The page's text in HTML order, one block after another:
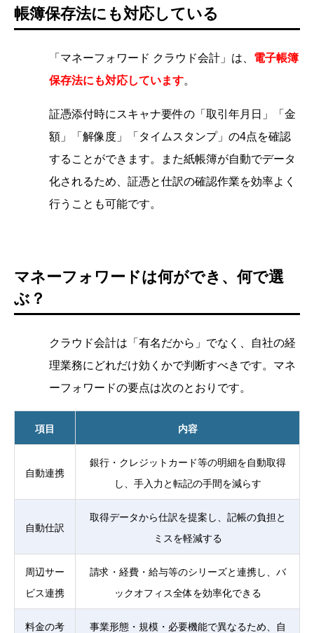
帳簿保存法にも対応している
「マネーフォワード クラウド会計」は、 電子帳簿
保存法にも対応しています。
証憑添付時にスキャナ要件の「取引年月日」「金
額」「解像度」「タイムスタンプ」の4点を確認
することができます。また紙帳簿が自動でデータ
化されるため、証憑と仕訳の確認作業を効率よく
行うことも可能です。
マネーフォワードは何ができ、何で選
ぶ？
クラウド会計は「有名だから」でなく、自社の経
理業務にどれだけ効くかで判断すべきです。マネ
ーフォワードの要点は次のとおりです。
項目 内容
自動連携
銀行・クレジットカード等の明細を自動取得
し、手入力と転記の手間を減らす
自動仕訳
取得データから仕訳を提案し、記帳の負担と
ミスを軽減する
周辺サー
ビス連携
請求・経費・給与等のシリーズと連携し、バ
ックオフィス全体を効率化できる
料金の考
事業形態・規模・必要機能で異なるため、自